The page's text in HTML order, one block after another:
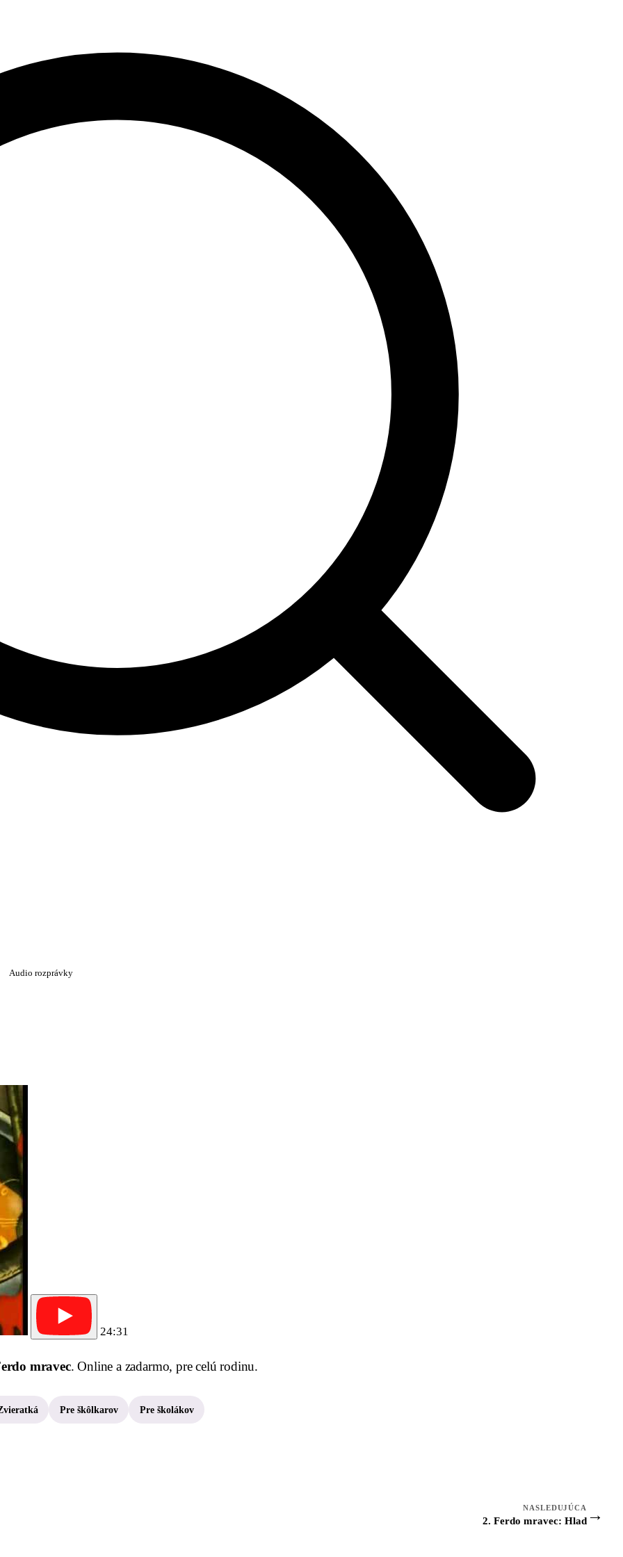
Audio rozprávky
24:31
mravec. Online a zadarmo, pre celú rodinu.
Pre škôlkarov Pre školákov
NASLEDUJÚCA
2. Ferdo mravec: Hlad →